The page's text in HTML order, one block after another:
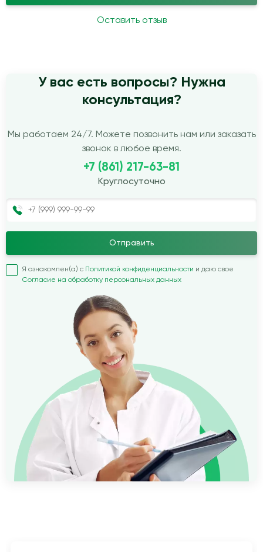
Оставить отзыв
У вас есть вопросы? Нужна
консультация?
Мы работаем 24/7. Можете позвонить нам или заказать
звонок в любое время.
+7 (861) 217-63-81
Круглосуточно
Отправить
Я ознакомлен(а) с Политикой конфиденциальности и даю свое
Согласие на обработку персональных данных